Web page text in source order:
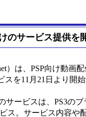
のサービス提供を
は、PSP向け動画
を11月21日より開始
サービスは、PS3の
ス。サービス内容や